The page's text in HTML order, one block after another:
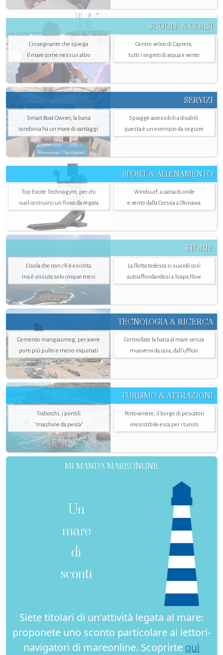
SCUOLE & CORSI
L'insegnante che spiega
il mare come nessun altro
Centro velico di Caprera,
tutti i segreti di acqua e vento
SERVIZI
Smart Boat Owner, la barca
condivisa ha un mare di vantaggi
Spiagge accessibili a disabili:
questa è un esempio da seguire
SPORT & ALLENAMENTO
Top Excite Technogym, per chi
vuol costruirsi un fisico da regata
Windsurf, a caccia di onde
e vento dalla Corsica a Okinawa
STORIE
L’isola che non c'è è esistita
ma è vissuta solo cinque mesi
La flotta tedesca si suicidò così
autoaffondandosi a Scapa Flow
TECNOLOGIA & RICERCA
Cemento mangiasmog, per avere
porti più puliti e meno inquinati
Controllate la barca al mare senza
muovervi da casa, dall’ufficio
TURISMO & ATTRAZIONI
Trabocchi, i pontili
"macchine da pesca"
Portovenere, il borgo di pescatori
irresistibile esca per i turisti
MI MANDA MAREONLINE
Un
mare
di
sconti
Siete titolari di un'attività legata al mare:
proponete uno sconto particolare ai lettori-
navigatori di mareonline. Scoprirte qui